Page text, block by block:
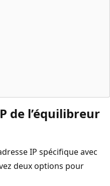
de l’équilibreur
IP spécifique avec
deux options pour